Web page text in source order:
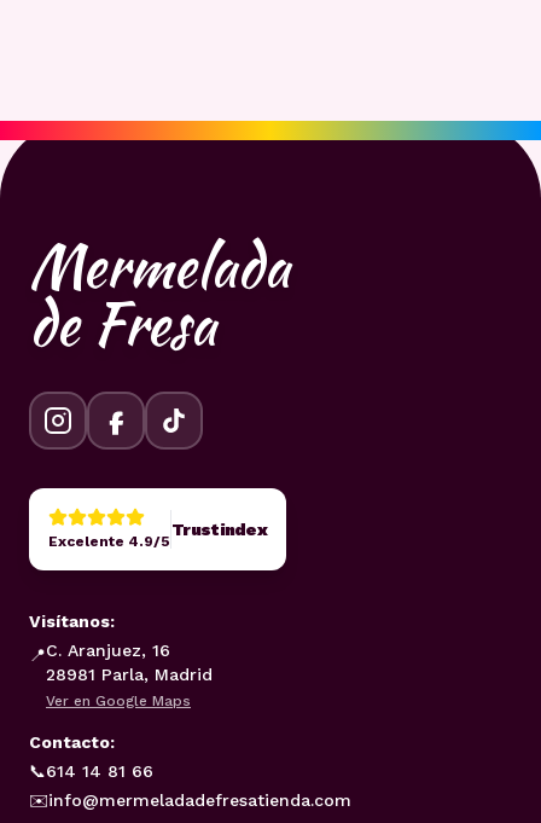
Mermelada
de Fresa
Excelente 4.9/5
Trustindex
Visítanos:
📍C. Aranjuez, 16
28981 Parla, Madrid
Ver en Google Maps
Contacto:
📞614 14 81 66
✉️info@mermeladadefresatienda.com